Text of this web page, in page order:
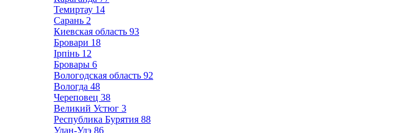
Темиртау 14
Сарань 2
Киевская область 93
Бровари 18
Ірпінь 12
Бровары 6
Вологодская область 92
Вологда 48
Череповец 38
Великий Устюг 3
Республика Бурятия 88
Улан-Удэ 86